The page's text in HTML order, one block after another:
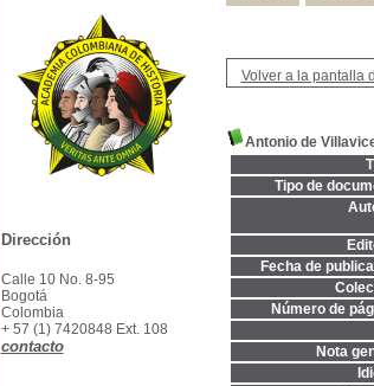
Volver a la pantalla
Antonio de
Tipo de
Fecha de
Número de
Nota
Dirección
Calle 10 No. 8-95
Bogotá
Colombia
+ 57 (1) 7420848 Ext. 108
contacto